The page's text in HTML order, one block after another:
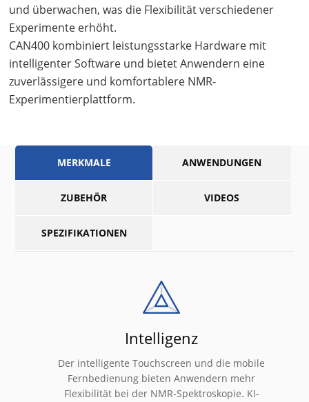
und überwachen, was die Flexibilität verschiedener
Experimente erhöht.
CAN400 kombiniert leistungsstarke Hardware mit
intelligenter Software und bietet Anwendern eine
zuverlässigere und komfortablere NMR-
Experimentierplattform.
MERKMALE ANWENDUNGEN
ZUBEHÖR VIDEOS
SPEZIFIKATIONEN
Intelligenz
Der intelligente Touchscreen und die mobile
Fernbedienung bieten Anwendern mehr
Flexibilität bei der NMR-Spektroskopie. KI-